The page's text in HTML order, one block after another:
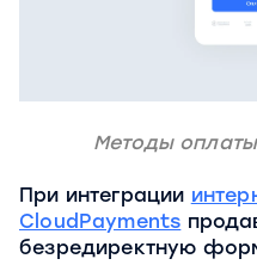
Методы
При интеграции
CloudPayments
безредиректную